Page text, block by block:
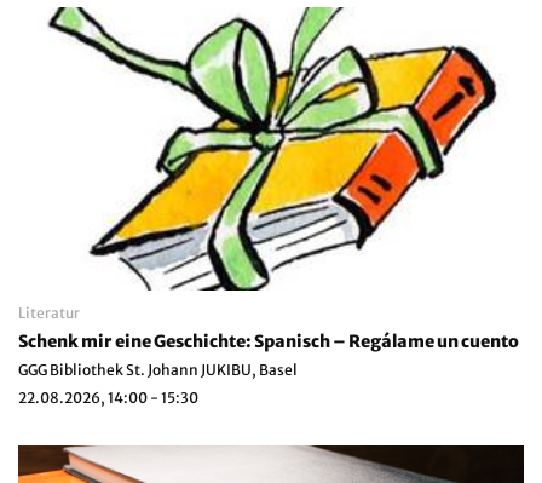
Literatur
Schenk mir eine Geschichte: Spanisch – Regálame un cuento
GGG Bibliothek St. Johann JUKIBU, Basel
22.08.2026, 14:00 - 15:30